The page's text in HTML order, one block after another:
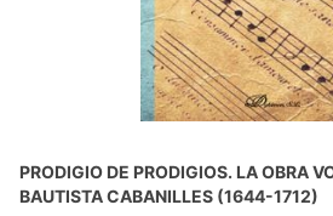
PRODIGIO DE PRODIGIOS. LA OBRA
BAUTISTA CABANILLES (1644-1712)